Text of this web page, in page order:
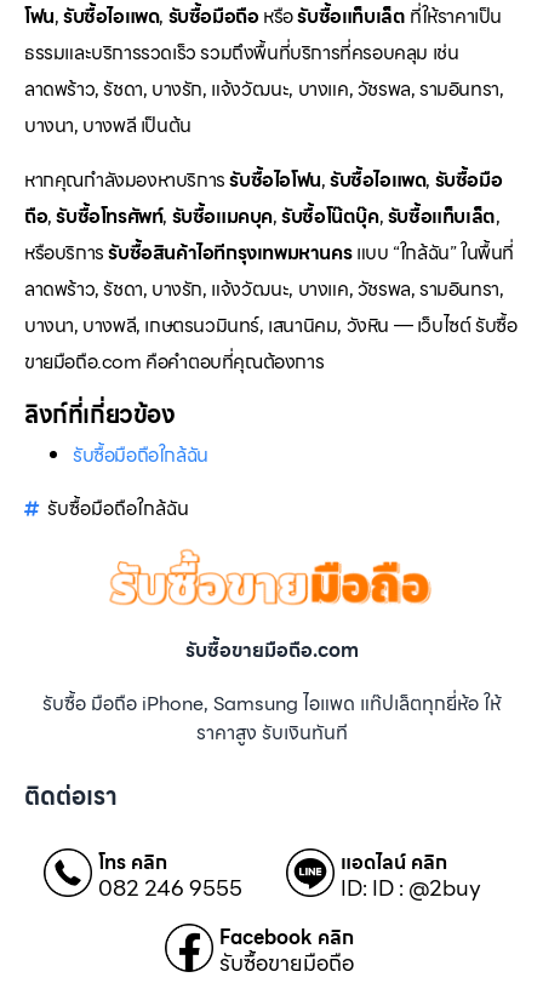
โฟน,รับซื้อไอแพด, รับซื้อมือถือหรือรับซื้อแท็บเล็ต ที่ให้ราคาเป็น
ธรรมและบริการรวดเร็ว รวมถึงพื้นที่บริการที่ครอบคลุม เช่น
ลาดพร้าว, รัชดา, บางรัก, แจ้งวัฒนะ, บางแค, วัชรพล, รามอินทรา,
บางนา, บางพลี เป็นต้น
หากคุณกำลังมองหาบริการรับซื้อไอโฟน,รับซื้อไอแพด, รับซื้อมือ
ถือ,รับซื้อโทรศัพท์, รับซื้อแมคบุค,รับซื้อโน๊ตบุ๊ค,รับซื้อแท็บเล็ต,
หรือบริการรับซื้อสินค้าไอทีกรุงเทพมหานครแบบ “ใกล้ฉัน” ในพื้นที่
ลาดพร้าว, รัชดา, บางรัก, แจ้งวัฒนะ, บางแค, วัชรพล, รามอินทรา,
บางนา, บางพลี, เกษตรนวมินทร์, เสนานิคม, วังหิน — เว็บไซต์ รับซื้อ
ขายมือถือ.com คือคำตอบที่คุณต้องการ
ลิงก์ที่เกี่ยวข้อง
รับซื้อมือถือใกล้ฉัน
รับซื้อมือถือใกล้ฉัน
รับซื้อขายมือถือ.com
รับซื้อ มือถือ iPhone, Samsung ไอแพด แท๊ปเล็ตทุกยี่ห้อ ให้
ราคาสูง รับเงินทันที
ติดต่อเรา
โทร คลิก
082 246 9555
แอดไลน์ คลิก
ID: ID : @2buy
Facebook คลิก
รับซื้อขายมือถือ